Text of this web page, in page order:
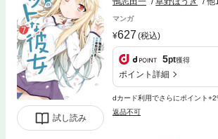
試し読み
マンガ
627 (税込)
5pt獲得
ポイント詳細
dカード利用でさらにポイント
返品不可